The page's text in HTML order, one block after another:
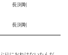
長渕剛
長渕剛